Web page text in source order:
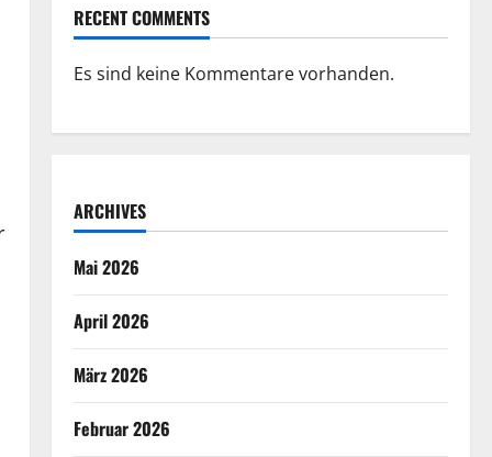
RECENT COMMENTS
Es sind keine Kommentare vorhanden.
ARCHIVES
Mai 2026
April 2026
März 2026
Februar 2026